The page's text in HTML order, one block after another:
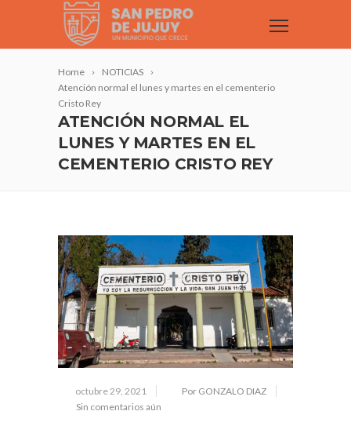
Home
NOTICIAS
Atención normal el lunes y martes en el cementerio
Cristo Rey
ATENCIÓN NORMAL EL
LUNES Y MARTES EN EL
CEMENTERIO CRISTO REY
octubre 29, 2021
Por GONZALO DIAZ
Sin comentarios aún